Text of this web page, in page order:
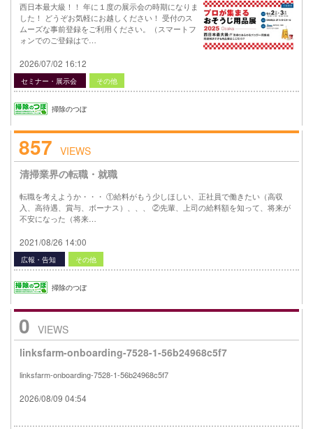
西日本最大級！！ 年に１度の展示会の時期になりま
した！ どうぞお気軽にお越しください！ 受付のス
ムーズな事前登録をご利用ください。（スマートフ
ォンでのご登録はで…
2026/07/02 16:12
セミナー・展示会 その他
掃除のつぼ
857 VIEWS
清掃業界の転職・就職
転職を考えようか・・・ ①給料がもう少しほしい、正社員で働きたい（高収
入、高待遇、賞与、ボーナス）、、、 ②先輩、上司の給料額を知って、将来が
不安になった（将来…
2021/08/26 14:00
広報・告知 その他
掃除のつぼ
0 VIEWS
linksfarm-onboarding-7528-1-56b24968c5f7
linksfarm-onboarding-7528-1-56b24968c5f7
2026/08/09 04:54